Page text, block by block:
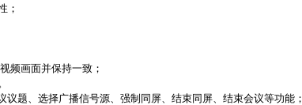
；
频画面并保持一致；
题、选择广播信号源、强制同屏、结束同屏、结束会议等功能；